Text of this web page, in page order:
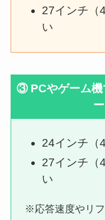
27インチ（
い
③ PCやゲーム機
24インチ（
27インチ（
い
※応答速度やリ